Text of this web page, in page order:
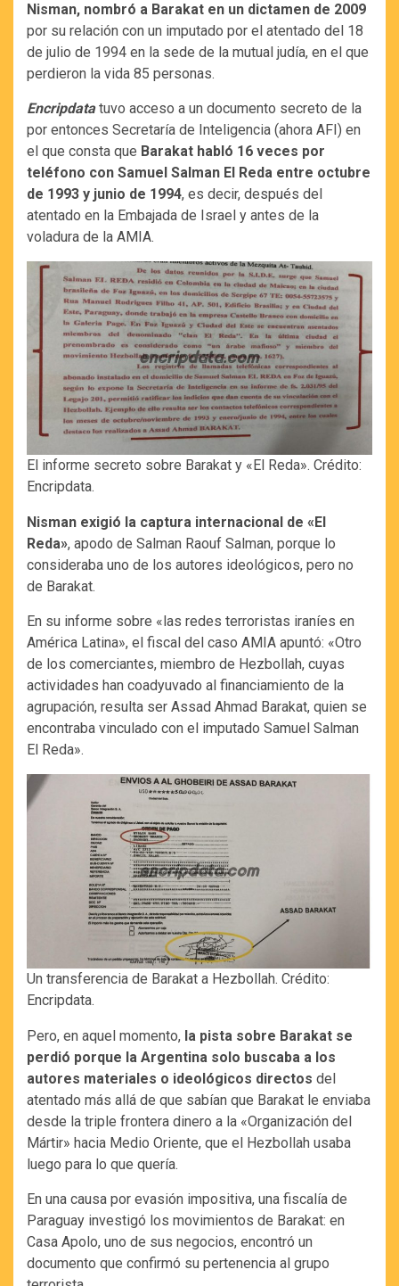
Nisman, nombró a Barakat en un dictamen de 2009
por su relación con un imputado por el atentado del 18
de julio de 1994 en la sede de la mutual judía, en el que
perdieron la vida 85 personas.
Encripdatatuvo acceso a un documento secreto de la
por entonces Secretaría de Inteligencia (ahora AFI) en
el que consta que Barakat habló 16 veces por
teléfono con Samuel Salman El Reda entre octubre
de 1993 y junio de 1994, es decir, después del
atentado en la Embajada de Israel y antes de la
voladura de la AMIA.
El informe secreto sobre Barakat y «El Reda». Crédito:
Encripdata.
Nisman exigió la captura internacional de «El
Reda», apodo de Salman Raouf Salman, porque lo
consideraba uno de los autores ideológicos, pero no
de Barakat.
En su informe sobre «las redes terroristas iraníes en
América Latina», el fiscal del caso AMIA apuntó: «Otro
de los comerciantes, miembro de Hezbollah, cuyas
actividades han coadyuvado al financiamiento de la
agrupación, resulta ser Assad Ahmad Barakat, quien se
encontraba vinculado con el imputado Samuel Salman
El Reda».
Un transferencia de Barakat a Hezbollah. Crédito:
Encripdata.
Pero, en aquel momento, la pista sobre Barakat se
perdió porque la Argentina solo buscaba a los
autores materiales o ideológicos directos del
atentado más allá de que sabían que Barakat le enviaba
desde la triple frontera dinero a la «Organización del
Mártir» hacia Medio Oriente, que el Hezbollah usaba
luego para lo que quería.
En una causa por evasión impositiva, una fiscalía de
Paraguay investigó los movimientos de Barakat: en
Casa Apolo, uno de sus negocios, encontró un
documento que confirmó su pertenencia al grupo